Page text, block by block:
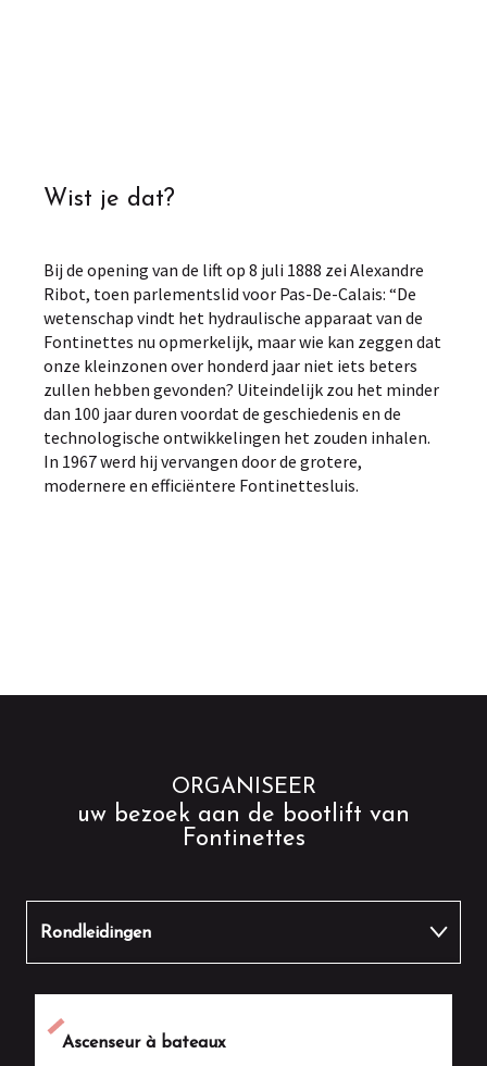
Wist je dat?
Bij de opening van de lift op 8 juli 1888 zei Alexandre
Ribot, toen parlementslid voor Pas-De-Calais: “De
wetenschap vindt het hydraulische apparaat van de
Fontinettes nu opmerkelijk, maar wie kan zeggen dat
onze kleinzonen over honderd jaar niet iets beters
zullen hebben gevonden? Uiteindelijk zou het minder
dan 100 jaar duren voordat de geschiedenis en de
technologische ontwikkelingen het zouden inhalen.
In 1967 werd hij vervangen door de grotere,
modernere en efficiëntere Fontinettesluis.
ORGANISEER
uw bezoek aan de bootlift van
Fontinettes
Rondleidingen
Uit eten
Ascenseur à bateaux